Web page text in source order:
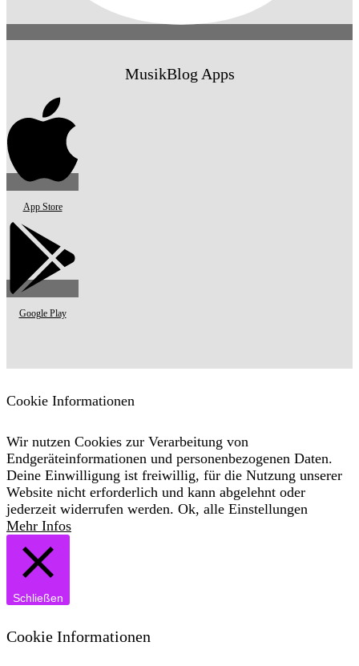
MusikBlog Apps
App Store
Google Play
Cookie Informationen
Wir nutzen Cookies zur Verarbeitung von
Endgeräteinformationen und personenbezogenen Daten.
Deine Einwilligung ist freiwillig, für die Nutzung unserer
Website nicht erforderlich und kann abgelehnt oder
jederzeit widerrufen werden. Ok, alle Einstellungen
Mehr Infos
Schließen
Cookie Informationen